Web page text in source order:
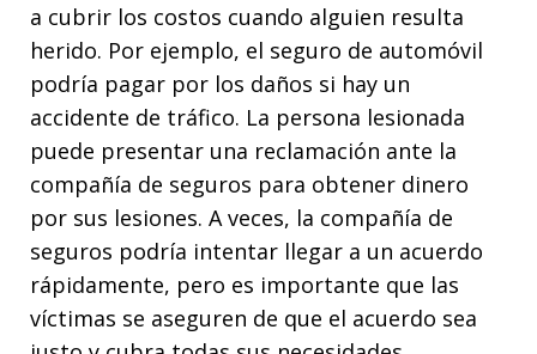
a cubrir los costos cuando alguien resulta
herido. Por ejemplo, el seguro de automóvil
podría pagar por los daños si hay un
accidente de tráfico. La persona lesionada
puede presentar una reclamación ante la
compañía de seguros para obtener dinero
por sus lesiones. A veces, la compañía de
seguros podría intentar llegar a un acuerdo
rápidamente, pero es importante que las
víctimas se aseguren de que el acuerdo sea